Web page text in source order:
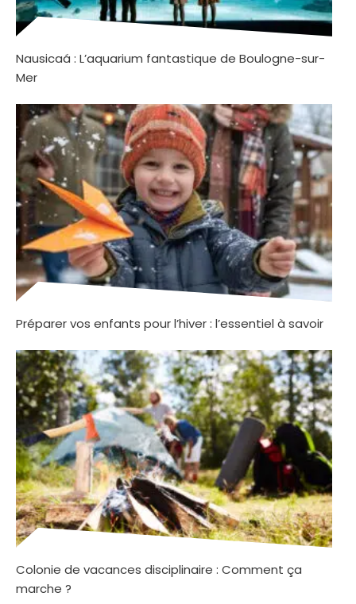
Nausicaá : L’aquarium fantastique de Boulogne-sur-
Mer
Préparer vos enfants pour l’hiver : l’essentiel à savoir
Colonie de vacances disciplinaire : Comment ça
marche ?